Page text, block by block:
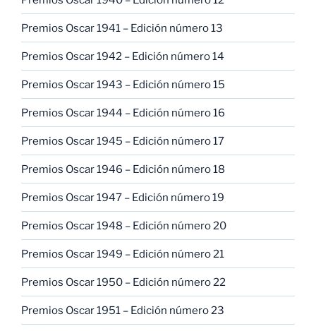
Premios Oscar 1941 – Edición número 13
Premios Oscar 1942 – Edición número 14
Premios Oscar 1943 – Edición número 15
Premios Oscar 1944 – Edición número 16
Premios Oscar 1945 – Edición número 17
Premios Oscar 1946 – Edición número 18
Premios Oscar 1947 – Edición número 19
Premios Oscar 1948 – Edición número 20
Premios Oscar 1949 – Edición número 21
Premios Oscar 1950 – Edición número 22
Premios Oscar 1951 – Edición número 23